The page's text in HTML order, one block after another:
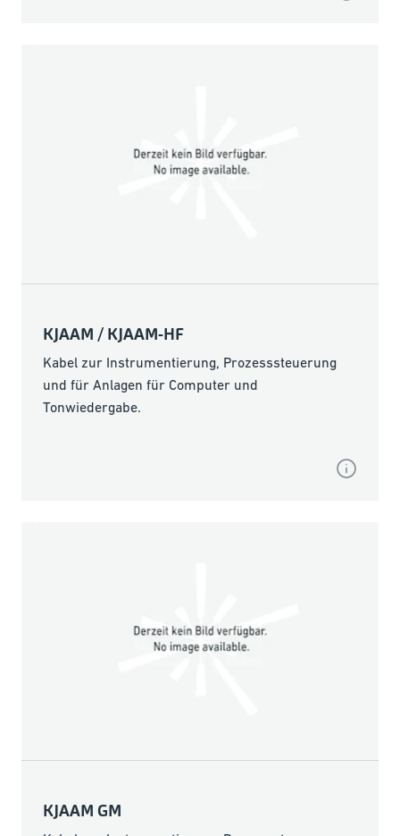
KJAAM / KJAAM-HF
Kabel zur Instrumentierung, Prozesssteuerung
und für Anlagen für Computer und
Tonwiedergabe.
KJAAM GM